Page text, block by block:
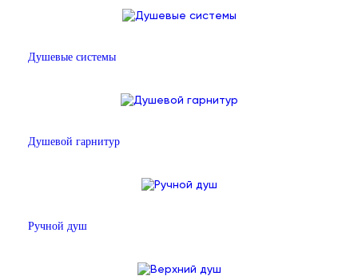
Душевые системы
Душевой гарнитур
Ручной душ